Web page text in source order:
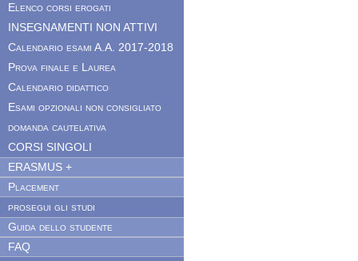
Elenco corsi erogati
INSEGNAMENTI NON ATTIVI
Calendario esami A.A. 2017-2018
Prova finale e Laurea
Calendario didattico
Esami opzionali non consigliato
domanda cautelativa
CORSI SINGOLI
ERASMUS +
Placement
prosegui gli studi
Guida dello studente
FAQ